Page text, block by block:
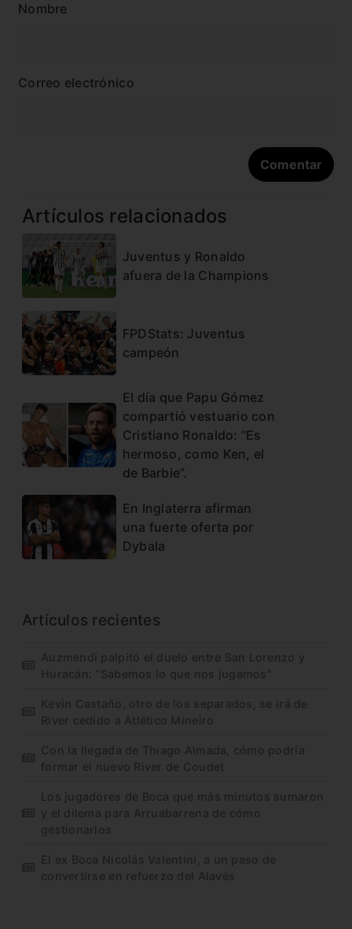
Nombre
Correo electrónico
Artículos relacionados
Juventus y Ronaldo
afuera de la Champions
FPDStats: Juventus
campeón
El día que Papu Gómez
compartió vestuario con
Cristiano Ronaldo: “Es
hermoso, como Ken, el
de Barbie”.
En Inglaterra afirman
una fuerte oferta por
Dybala
Artículos recientes
Auzmendi palpitó el duelo entre San Lorenzo y
Huracán: “Sabemos lo que nos jugamos”
Kevin Castaño, otro de los separados, se irá de
River cedido a Atlético Mineiro
Con la llegada de Thiago Almada, cómo podría
formar el nuevo River de Coudet
Los jugadores de Boca que más minutos sumaron
y el dilema para Arruabarrena de cómo
gestionarlos
El ex Boca Nicolás Valentini, a un paso de
convertirse en refuerzo del Alavés